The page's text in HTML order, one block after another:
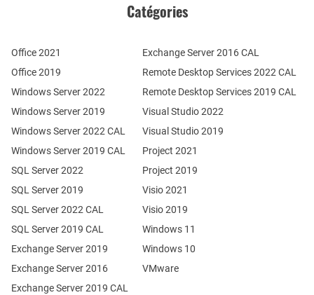
Catégories
Office 2021
Office 2019
Windows Server 2022
Windows Server 2019
Exchange Server 2019
Exchange Server 2016
SQL Server 2022
SQL Server 2019
Windows Server 2022 CAL
Windows Server 2019 CAL
SQL Server 2022 CAL
SQL Server 2019 CAL
Remote Desktop Services 2022 CAL
Remote Desktop Services 2019 CAL
Exchange Server 2019 CAL
Exchange Server 2016 CAL
Visual Studio 2022
Visual Studio 2019
Project 2021
Project 2019
Visio 2021
Visio 2019
Windows 11
Windows 10
VMware